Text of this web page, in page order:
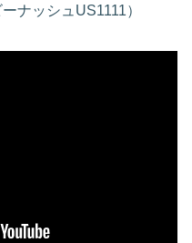
ナッシュUS1111）